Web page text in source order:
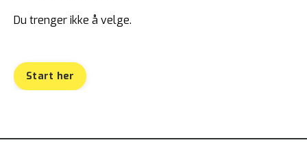
Du trenger ikke å velge.
Start her